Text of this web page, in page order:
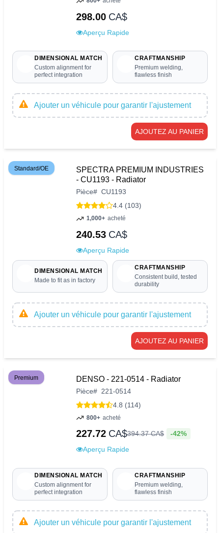
298.00 CA$
Aperçu Rapide
DIMENSIONAL MATCH
Custom alignment for
perfect integration
CRAFTMANSHIP
Premium welding,
flawless finish
Ajouter un véhicule pour garantir l'ajustement
AJOUTEZ AU PANIER
Standard/OE
SPECTRA PREMIUM INDUSTRIES
- CU1193 - Radiator
Pièce# CU1193
4.4 (103)
1,000+ acheté
240.53 CA$
Aperçu Rapide
DIMENSIONAL MATCH
Made to fit as in factory
CRAFTMANSHIP
Consistent build, tested
durability
Ajouter un véhicule pour garantir l'ajustement
AJOUTEZ AU PANIER
Premium DENSO - 221-0514 - Radiator
Pièce# 221-0514
4.8 (114)
800+ acheté
227.72 CA$394.37CA$ -42%
Aperçu Rapide
DIMENSIONAL MATCH
Custom alignment for
perfect integration
CRAFTMANSHIP
Premium welding,
flawless finish
Ajouter un véhicule pour garantir l'ajustement